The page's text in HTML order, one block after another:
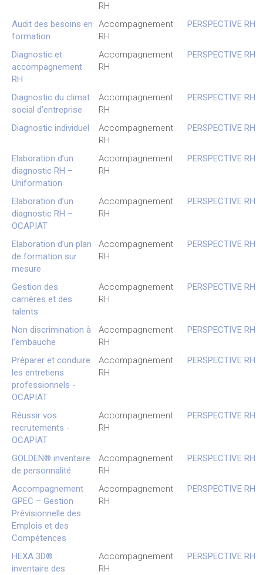
RH
Audit des besoins en
formation
Accompagnement
RH
PERSPECTIVE RH
Diagnostic et
accompagnement
RH
Accompagnement
RH
PERSPECTIVE RH
Diagnostic du climat
social d’entreprise
Accompagnement
RH
PERSPECTIVE RH
Diagnostic individuel
Accompagnement
RH
PERSPECTIVE RH
Elaboration d’un
diagnostic RH –
Uniformation
Accompagnement
RH
PERSPECTIVE RH
Elaboration d’un
diagnostic RH –
OCAPIAT
Accompagnement
RH
PERSPECTIVE RH
Elaboration d’un plan
de formation sur
mesure
Accompagnement
RH
PERSPECTIVE RH
Gestion des
carrières et des
talents
Accompagnement
RH
PERSPECTIVE RH
Non discrimination à
l’embauche
Accompagnement
RH
PERSPECTIVE RH
Préparer et conduire
les entretiens
professionnels -
OCAPIAT
Accompagnement
RH
PERSPECTIVE RH
Réussir vos
recrutements -
OCAPIAT
Accompagnement
RH
PERSPECTIVE RH
GOLDEN® inventaire
de personnalité
Accompagnement
RH
PERSPECTIVE RH
Accompagnement
GPEC – Gestion
Prévisionnelle des
Emplois et des
Compétences
Accompagnement
RH
PERSPECTIVE RH
HEXA 3D® :
inventaire des
Accompagnement
RH
PERSPECTIVE RH